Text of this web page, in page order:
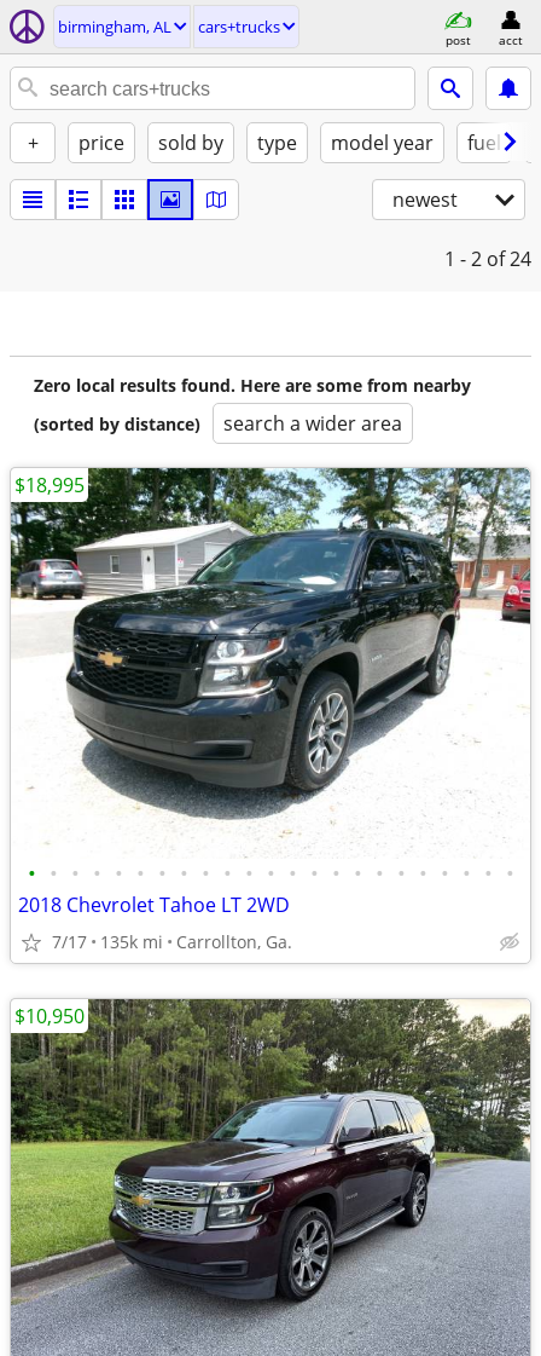
birmingham, AL cars+trucks
post acct
+ price sold by type model year fuel
newest
1 - 2 of 24
Zero local results found. Here are some from nearby
(sorted by distance)
search a wider area
• • • • • • • • • • • • • • • • • • • • • • •
2018 Chevrolet Tahoe LT 2WD
7/17 135k mi Carrollton, Ga.
$18,995
$10,950